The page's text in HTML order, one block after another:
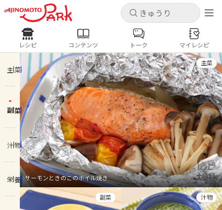
キャンセル
ログインするとレシピを保存できます
ログイン 新規登録
ホーム
コンテンツ
レシピ
トーク
キャンセル
レシピ コンテンツ
人気の食材・レシピ
きゅうり なす トマト
とうもろこし
ピーマン
みょうが ゴーヤ
レシピ コンテンツ トーク マイレシピ
主菜
副菜
汁物
栄養 サーモンときのこのホイル焼き
主菜
副菜 汁物